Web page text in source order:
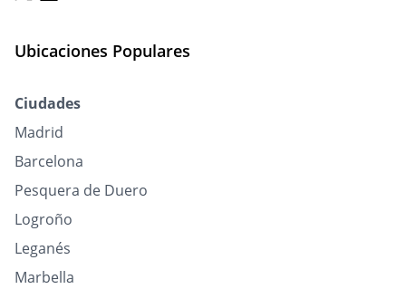
Ubicaciones Populares
Ciudades
Madrid
Barcelona
Pesquera de Duero
Logroño
Leganés
Marbella